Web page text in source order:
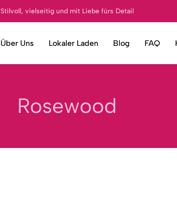
Stilvoll, vielseitig und mit Liebe fürs Detail
Über Uns Lokaler Laden Blog FAQ
Rosewood